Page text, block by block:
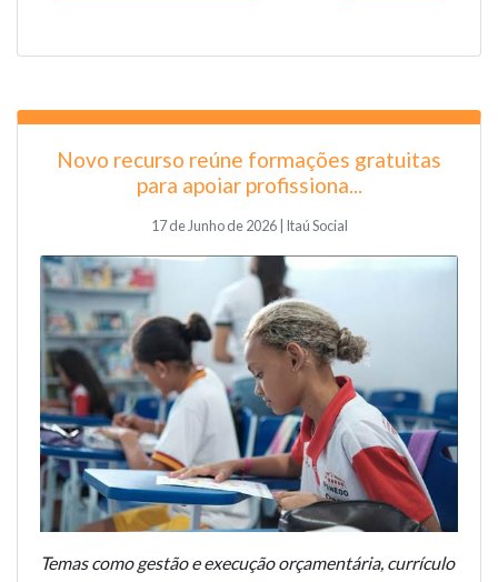
Novo recurso reúne formações gratuitas
para apoiar profissiona...
17 de Junho de 2026 | Itaú Social
Temas como gestão e execução orçamentária, currículo